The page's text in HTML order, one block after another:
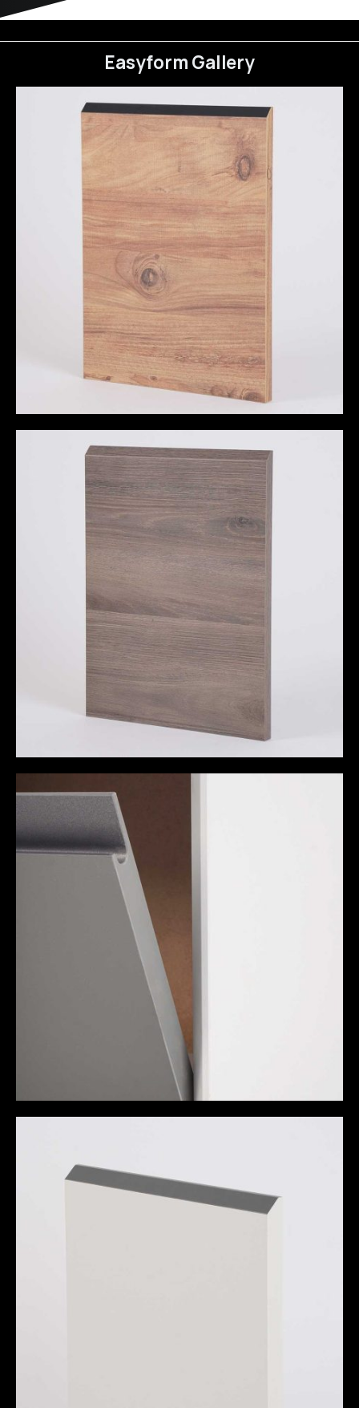
EasyformGallery